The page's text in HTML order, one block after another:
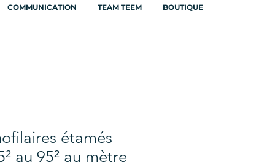
COMMUNICATION TEAM TEEM BOUTIQUE
étamés
au 95² au mètre